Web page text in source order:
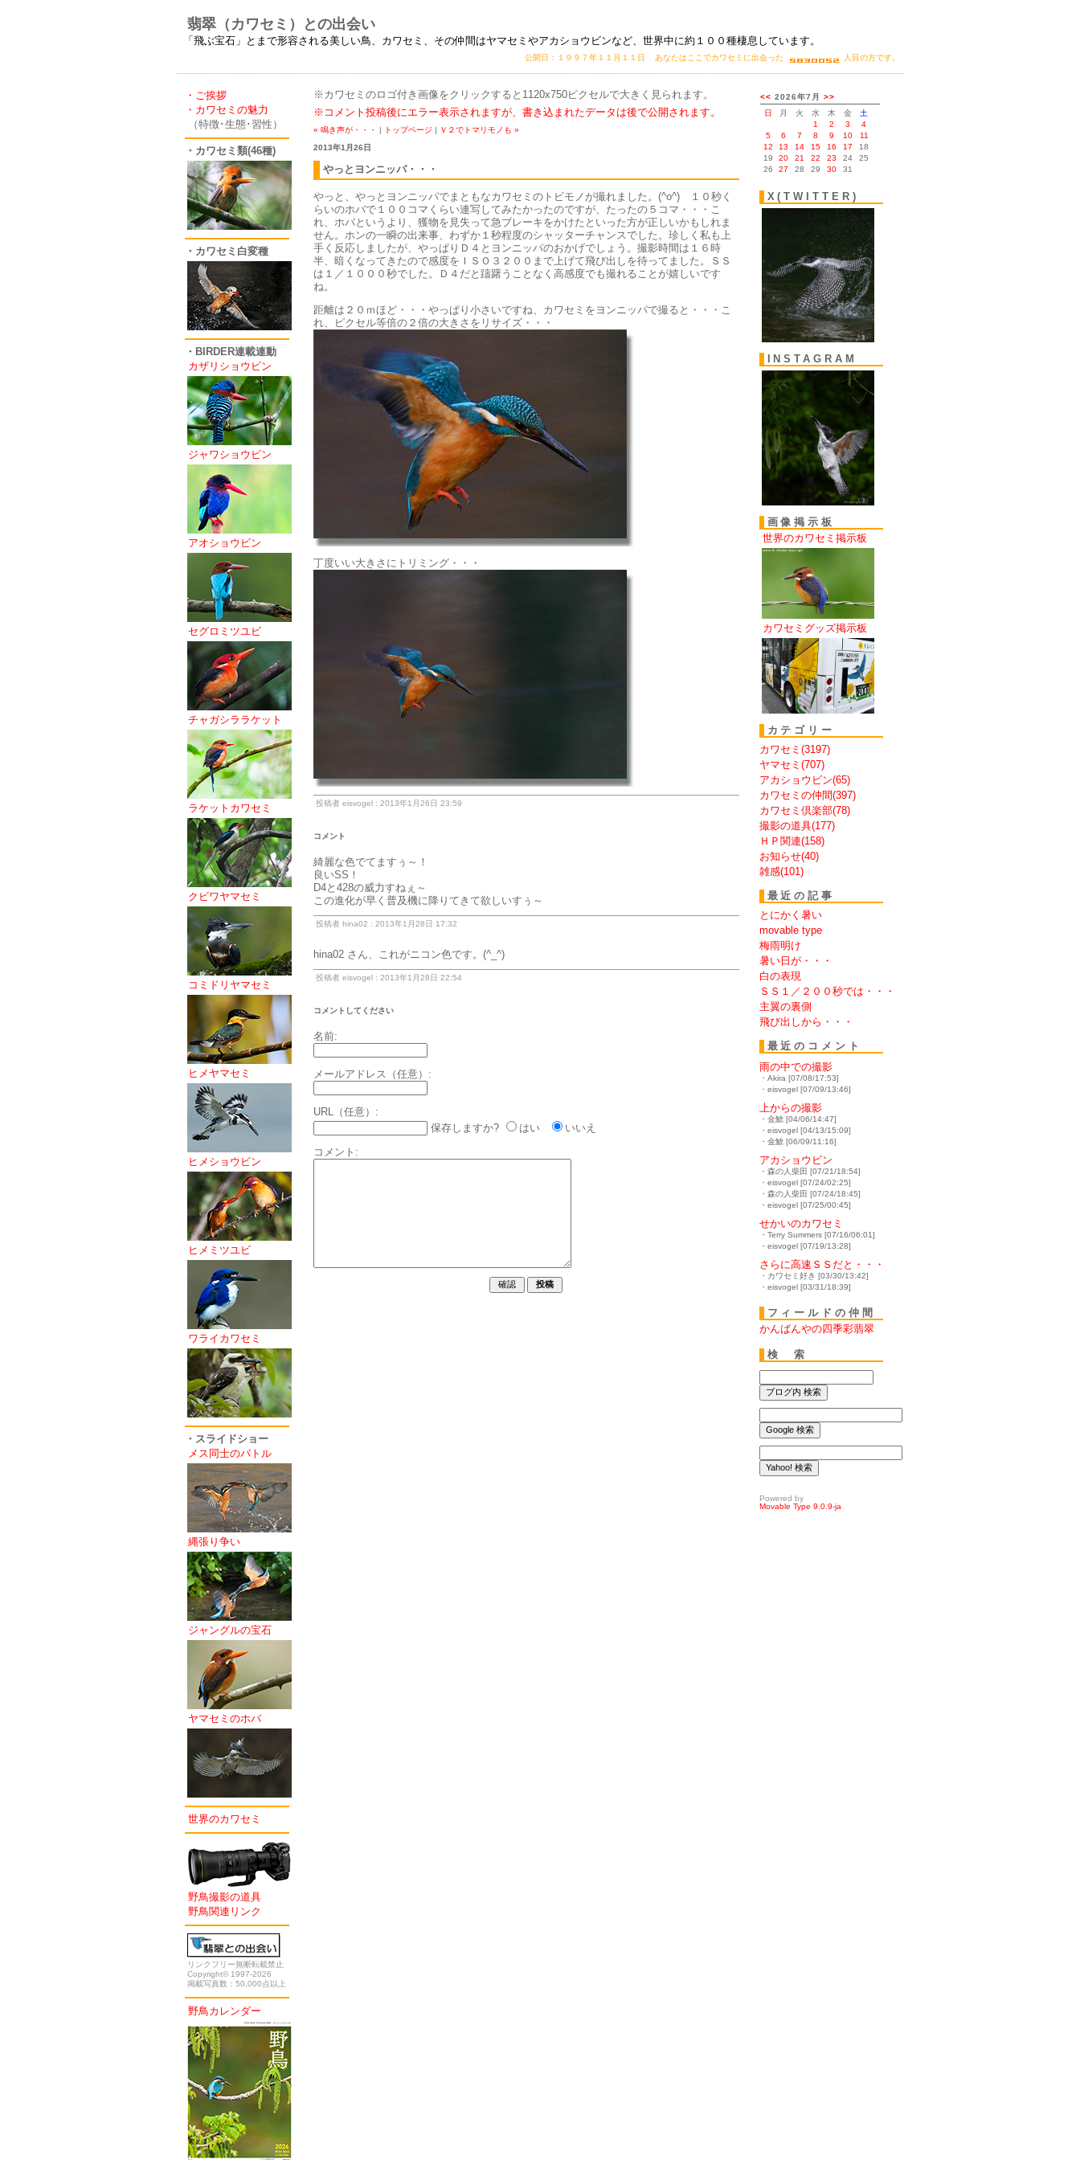
翡翠（カワセミ）との出会い
「飛ぶ宝石」とまで形容される美しい鳥、カワセミ、その仲間はヤマセミやアカショウビンなど、世界中に約１００種棲息しています。
公開日：１９９７年１１月１１日 あなたはここでカワセミに出会った 人目の方です。
・ご挨拶
・カワセミの魅力
（特徴･生態･習性）
・カワセミ類(46種)
・カワセミ白変種
・BIRDER連載連動
カザリショウビン
ジャワショウビン
アオショウビン
セグロミツユビ
チャガシララケット
ラケットカワセミ
クビワヤマセミ
コミドリヤマセミ
ヒメヤマセミ
ヒメショウビン
ヒメミツユビ
ワライカワセミ
・スライドショー
メス同士のバトル
縄張り争い
ジャングルの宝石
ヤマセミのホバ
世界のカワセミ
野鳥撮影の道具
野鳥関連リンク
リンクフリー無断転載禁止
Copyright© 1997-2026
掲載写真数：50,000点以上
野鳥カレンダー
※カワセミのロゴ付き画像をクリックすると1120x750ピクセルで大きく見られます。
※コメント投稿後にエラー表示されますが、書き込まれたデータは後で公開されます。
« 鳴き声が・・・ | トップページ | Ｖ２でトマリモノも »
2013年1月26日
やっとヨンニッパ・・・
やっと、やっとヨンニッパでまともなカワセミのトビモノが撮れました。(^o^) １０秒く
らいのホバで１００コマくらい連写してみたかったのですが、たったの５コマ・・・こ
れ、ホバというより、獲物を見失って急ブレーキをかけたといった方が正しいかもしれま
せん。ホンの一瞬の出来事、わずか１秒程度のシャッターチャンスでした。珍しく私も上
手く反応しましたが、やっぱりＤ４とヨンニッパのおかげでしょう。撮影時間は１６時
半、暗くなってきたので感度をＩＳＯ３２００まで上げて飛び出しを待ってました。ＳＳ
は１／１０００秒でした。Ｄ４だと躊躇うことなく高感度でも撮れることが嬉しいです
ね。
距離は２０ｍほど・・・やっぱり小さいですね、カワセミをヨンニッパで撮ると・・・こ
れ、ピクセル等倍の２倍の大きさをリサイズ・・・
丁度いい大きさにトリミング・・・
投稿者 eisvogel : 2013年1月26日 23:59
コメント
綺麗な色でてますぅ～！
良いSS！
D4と428の威力すねぇ～
この進化が早く普及機に降りてきて欲しいすぅ～
投稿者 hina02 : 2013年1月28日 17:32
hina02 さん、これがニコン色です。(^_^)
投稿者 eisvogel : 2013年1月28日 22:54
コメントしてください
名前:
メールアドレス（任意）:
URL（任意）:
保存しますか?
はい
いいえ
コメント:
X(TWITTER)
INSTAGRAM
画像掲示板
世界のカワセミ掲示板
カワセミグッズ掲示板
カテゴリー
カワセミ(3197)
ヤマセミ(707)
アカショウビン(65)
カワセミの仲間(397)
カワセミ倶楽部(78)
撮影の道具(177)
ＨＰ関連(158)
お知らせ(40)
雑感(101)
最近の記事
とにかく暑い
movable type
梅雨明け
暑い日が・・・
白の表現
ＳＳ１／２００秒では・・・
主翼の裏側
飛び出しから・・・
最近のコメント
雨の中での撮影
・Akira [07/08/17:53]
・eisvogel [07/09/13:46]
上からの撮影
・金鯱 [04/06/14:47]
・eisvogel [04/13/15:09]
・金鯱 [06/09/11:16]
アカショウビン
・森の人柴田 [07/21/18:54]
・eisvogel [07/24/02:25]
・森の人柴田 [07/24/18:45]
・eisvogel [07/25/00:45]
せかいのカワセミ
・Terry Summers [07/16/06:01]
・eisvogel [07/19/13:28]
さらに高速ＳＳだと・・・
・カワセミ好き [03/30/13:42]
・eisvogel [03/31/18:39]
フィールドの仲間
かんばんやの四季彩翡翠
検 索
Powered by
Movable Type 9.0.9-ja